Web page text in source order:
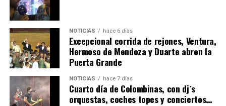
4º DÍA DE LAS FIESTAS COLOMBINAS 2026
hace 7 días Huelvatv
NOTICIAS hace 6 días
Excepcional corrida de rejones, Ventura,
Hermoso de Mendoza y Duarte abren la
Puerta Grande
NOTICIAS hace 7 días
Cuarto día de Colombinas, con dj´s
orquestas, coches topes y conciertos…